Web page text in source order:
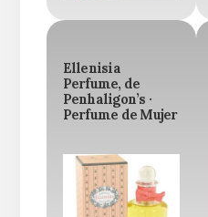
Ellenisia
Perfume, de
Penhaligon’s ·
Perfume de Mujer